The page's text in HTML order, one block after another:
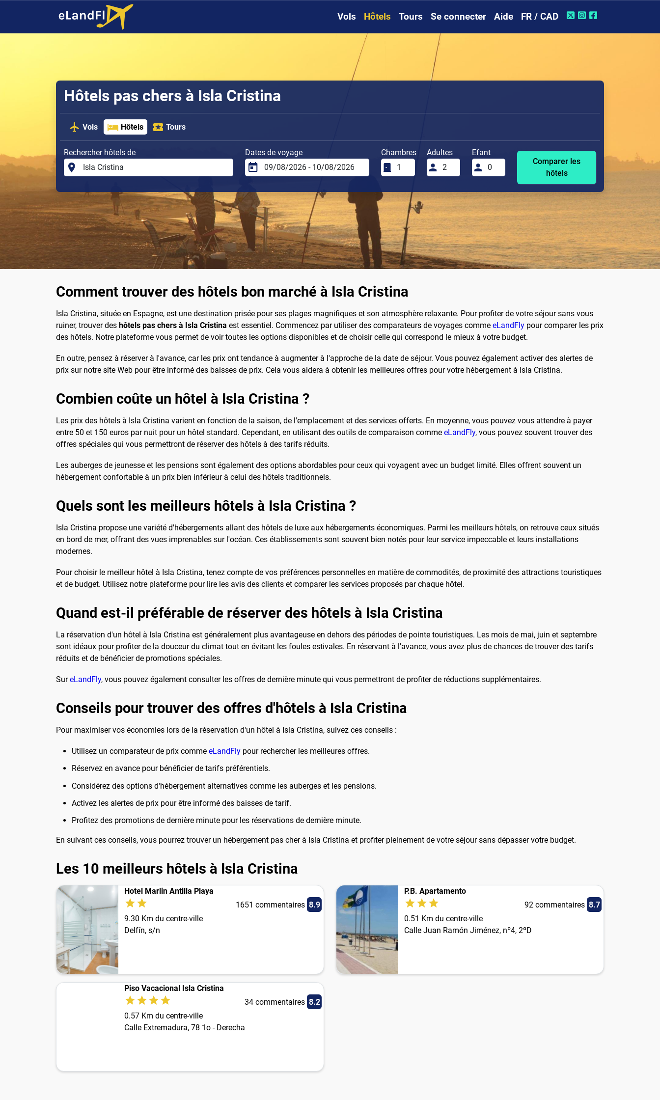
Vols Hôtels Tours Se connecter Aide FR / CAD
Hôtels pas chers à Isla Cristina
Vols Hôtels Tours
Rechercher hôtels de Dates de voyage Chambres Adultes
Efant
Comparer les
hôtels
Comment trouver des hôtels bon marché à Isla Cristina
Isla Cristina, située en Espagne, est une destination prisée pour ses plages magnifiques et son atmosphère relaxante. Pour profiter de votre séjour sans vous
ruiner, trouver des hôtels pas chers à Isla Cristina est essentiel. Commencez par utiliser des comparateurs de voyages comme eLandFly pour comparer les prix
des hôtels. Notre plateforme vous permet de voir toutes les options disponibles et de choisir celle qui correspond le mieux à votre budget.
En outre, pensez à réserver à l'avance, car les prix ont tendance à augmenter à l'approche de la date de séjour. Vous pouvez également activer des alertes de
prix sur notre site Web pour être informé des baisses de prix. Cela vous aidera à obtenir les meilleures offres pour votre hébergement à Isla Cristina.
Combien coûte un hôtel à Isla Cristina ?
Les prix des hôtels à Isla Cristina varient en fonction de la saison, de l'emplacement et des services offerts. En moyenne, vous pouvez vous attendre à payer
entre 50 et 150 euros par nuit pour un hôtel standard. Cependant, en utilisant des outils de comparaison comme eLandFly, vous pouvez souvent trouver des
offres spéciales qui vous permettront de réserver des hôtels à des tarifs réduits.
Les auberges de jeunesse et les pensions sont également des options abordables pour ceux qui voyagent avec un budget limité. Elles offrent souvent un
hébergement confortable à un prix bien inférieur à celui des hôtels traditionnels.
Quels sont les meilleurs hôtels à Isla Cristina ?
Isla Cristina propose une variété d'hébergements allant des hôtels de luxe aux hébergements économiques. Parmi les meilleurs hôtels, on retrouve ceux situés
en bord de mer, offrant des vues imprenables sur l'océan. Ces établissements sont souvent bien notés pour leur service impeccable et leurs installations
modernes.
Pour choisir le meilleur hôtel à Isla Cristina, tenez compte de vos préférences personnelles en matière de commodités, de proximité des attractions touristiques
et de budget. Utilisez notre plateforme pour lire les avis des clients et comparer les services proposés par chaque hôtel.
Quand est-il préférable de réserver des hôtels à Isla Cristina
La réservation d'un hôtel à Isla Cristina est généralement plus avantageuse en dehors des périodes de pointe touristiques. Les mois de mai, juin et septembre
sont idéaux pour profiter de la douceur du climat tout en évitant les foules estivales. En réservant à l'avance, vous avez plus de chances de trouver des tarifs
réduits et de bénéficier de promotions spéciales.
SureLandFly, vous pouvez également consulter les offres de dernière minute qui vous permettront de profiter de réductions supplémentaires.
Conseils pour trouver des offres d'hôtels à Isla Cristina
Pour maximiser vos économies lors de la réservation d'un hôtel à Isla Cristina, suivez ces conseils :
Utilisez un comparateur de prix comme eLandFly pour rechercher les meilleures offres.
Réservez en avance pour bénéficier de tarifs préférentiels.
Considérez des options d'hébergement alternatives comme les auberges et les pensions.
Activez les alertes de prix pour être informé des baisses de tarif.
Profitez des promotions de dernière minute pour les réservations de dernière minute.
En suivant ces conseils, vous pourrez trouver un hébergement pas cher à Isla Cristina et profiter pleinement de votre séjour sans dépasser votre budget.
Les 10 meilleurs hôtels à Isla Cristina
Hotel Marlin Antilla Playa
1651 commentaires 8.9
9.30 Km du centre-ville
Delfín, s/n
P.B. Apartamento
92 commentaires 8.7
0.51 Km du centre-ville
Calle Juan Ramón Jiménez, nº4, 2ºD
Piso Vacacional Isla Cristina
34 commentaires 8.2
0.57 Km du centre-ville
Calle Extremadura, 78 1o - Derecha